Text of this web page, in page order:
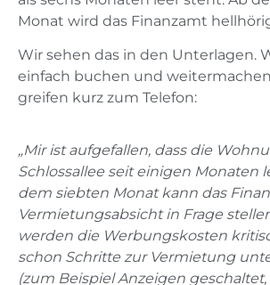
Monat wird das Finanzamt
Wir sehen das in den Unterlagen.
einfach buchen und
greifen kurz zum Telefon:
„Mir ist aufgefallen, dass die
Schlossallee seit einigen Monaten
dem siebten Monat kann das
Vermietungsabsicht in Frage
werden die Werbungskosten
schon Schritte zur Vermietung
(zum Beispiel Anzeigen geschaltet,